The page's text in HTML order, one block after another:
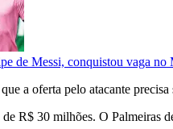
de Messi, conquistou vaga no
a oferta pelo atacante
R$ 30 milhões. O